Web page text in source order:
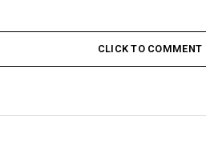
CLICK TO COMMENT